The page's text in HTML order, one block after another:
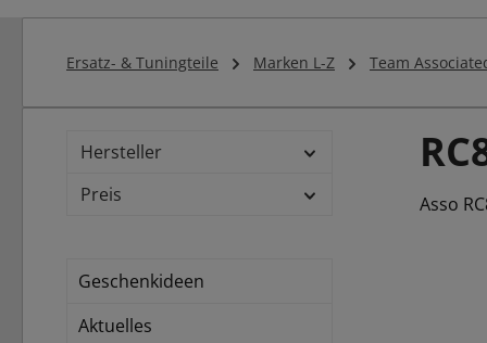
Ersatz- & Tuningteile Marken L-Z Team
Hersteller
Preis
Geschenkideen
Aktuelles
Asso